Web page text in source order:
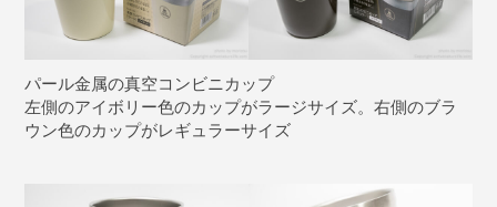
パール金属の真空コンビニカップ
左側のアイボリー色のカップがラージサイズ。右側のブラ
ウン色のカップがレギュラーサイズ